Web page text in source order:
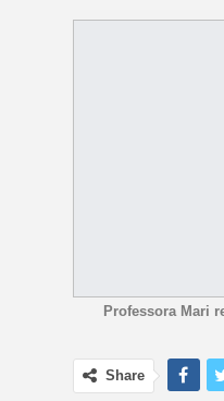
Professora Mari
Share